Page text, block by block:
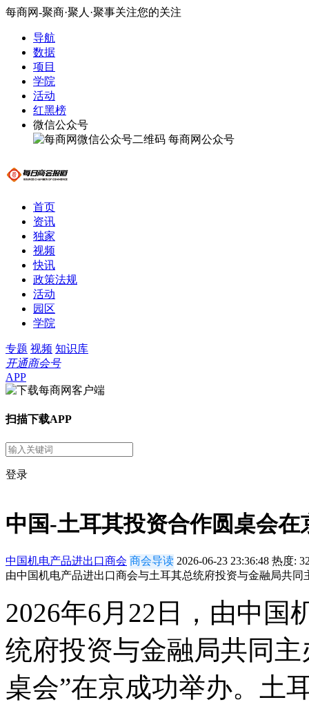
每商网-聚商·聚人·聚事关注您的关注
导航
数据
项目
学院
活动
红黑榜
微信公众号
每商网公众号
首页
资讯
独家
视频
快讯
政策法规
活动
园区
学院
专题 视频 知识库
开通商会号
APP
扫描下载APP
登录
中国-土耳其投资合作圆桌会在
中国机电产品进出口商会 商会导读 2026-06-23 23:36:48 热度:
由中国机电产品进出口商会与土耳其总统府投资与金融局共
2026年6月22日，由中国
统府投资与金融局共同
桌会”在京成功举办。土